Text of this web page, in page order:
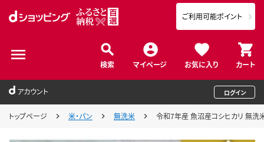
検索 マイページ お気に入り カート
ご利用可能ポイント
アカウント ログイン
トップページ 米・パン 無洗米 令和7年産 魚沼産コシヒカリ 無洗